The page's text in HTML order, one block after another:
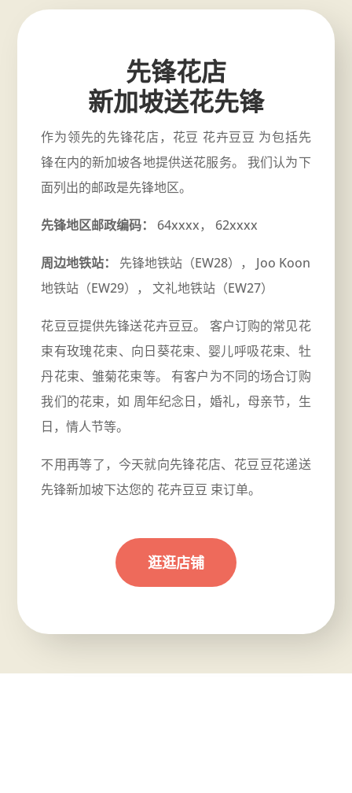
先锋花店
新加坡送花先锋
作为领先的先锋花店，花豆 花卉豆豆 为包括先
锋在内的新加坡各地提供送花服务。 我们认为下
面列出的邮政是先锋地区。
先锋地区邮政编码： 64xxxx， 62xxxx
周边地铁站：
先锋地铁站（EW28）， Joo Koon
地铁站（EW29）， 文礼地铁站（EW27）
花豆豆提供先锋送花卉豆豆。 客户订购的常见花
束有玫瑰花束、向日葵花束、婴儿呼吸花束、牡
丹花束、雏菊花束等。 有客户为不同的场合订购
我们的花束，如 周年纪念日，婚礼，母亲节，生
日，情人节等。
不用再等了，今天就向先锋花店、花豆豆花递送
先锋新加坡下达您的 花卉豆豆 束订单。
逛逛店铺